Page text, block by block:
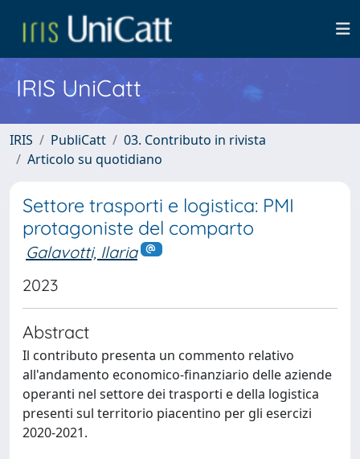
IRIS UniCatt
IRIS PubliCatt
03. Contributo in rivista
Articolo su quotidiano
Settore trasporti e logistica: PMI
protagoniste del comparto
Galavotti, Ilaria
2023
Abstract
Il contributo presenta un commento relativo
all'andamento economico-finanziario delle aziende
operanti nel settore dei trasporti e della logistica
presenti sul territorio piacentino per gli esercizi
2020-2021.